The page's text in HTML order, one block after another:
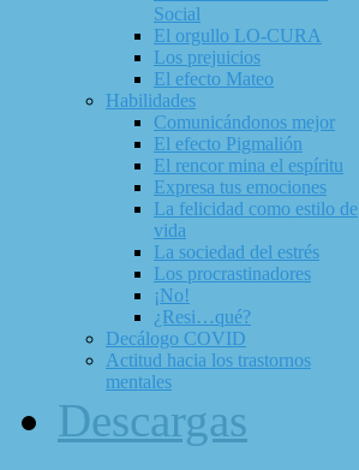
Social
El orgullo LO-CURA
Los prejuicios
El efecto Mateo
Habilidades
Comunicándonos mejor
El efecto Pigmalión
El rencor mina el espíritu
Expresa tus emociones
La felicidad como estilo de
vida
La sociedad del estrés
Los procrastinadores
¡No!
¿Resi…qué?
Decálogo COVID
Actitud hacia los trastornos
mentales
Descargas